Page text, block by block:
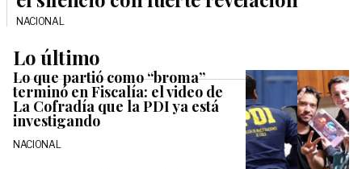
NACIONAL
Lo último
Lo que partió como “broma”
terminó en Fiscalía: el video de
La Cofradía que la PDI ya está
investigando
NACIONAL